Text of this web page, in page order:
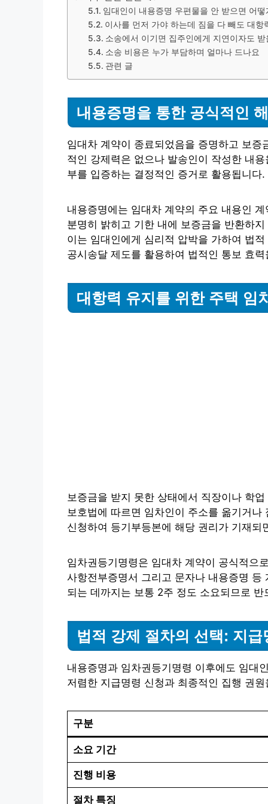
임대인이 내용증명 우편물을 안 받으면 어떻
이사를 먼저 가야 하는데 짐을 다 빼도 대항
소송에서 이기면 집주인에게 지연이자도
소송 비용은 누가 부담하며 얼마나 드나요
관련 글
내용증명을 통한 공식적인
임대차 계약이 종료되었음을 증명하고 보
적인 강제력은 없으나 발송인이 작성한 내
부를 입증하는 결정적인 증거로 활용됩니다.
내용증명에는 임대차 계약의 주요 내용인
분명히 밝히고 기한 내에 보증금을 반환하
이는 임대인에게 심리적 압박을 가하여 법
공시송달 제도를 활용하여 법적인 통보 효
대항력 유지를 위한 주택 임
보증금을 받지 못한 상태에서 직장이나 학
보호법에 따르면 임차인이 주소를 옮기거
신청하여 등기부등본에 해당 권리가 기재
임차권등기명령은 임대차 계약이 공식적으
사항전부증명서 그리고 문자나 내용증명
되는 데까지는 보통 2주 정도 소요되므로
법적 강제 절차의 선택: 지
내용증명과 임차권등기명령 이후에도 임대
저렴한 지급명령 신청과 최종적인 집행 권
구분
소요 기간
진행 비용
절차 특징